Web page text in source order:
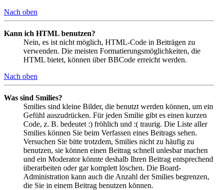
Nach oben
Kann ich HTML benutzen?
Nein, es ist nicht möglich, HTML-Code in Beiträgen zu
verwenden. Die meisten Formatierungsmöglichkeiten, die
HTML bietet, können über BBCode erreicht werden.
Nach oben
Was sind Smilies?
Smilies sind kleine Bilder, die benutzt werden können, um ein
Gefühl auszudrücken. Für jeden Smilie gibt es einen kurzen
Code, z. B. bedeutet :) fröhlich und :( traurig. Die Liste aller
Smilies können Sie beim Verfassen eines Beitrags sehen.
Versuchen Sie bitte trotzdem, Smilies nicht zu häufig zu
benutzen, sie können einen Beitrag schnell unlesbar machen
und ein Moderator könnte deshalb Ihren Beitrag entsprechend
überarbeiten oder gar komplett löschen. Die Board-
Administration kann auch die Anzahl der Smilies begrenzen,
die Sie in einem Beitrag benutzen können.